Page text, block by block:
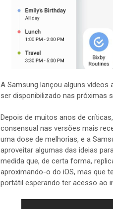
A Samsung lançou alguns vídeos
ser disponibilizado nas próximas
Depois de muitos anos de
consensual nas versões mais
uma dose de melhorias, e a
aproveitar algumas das ideias
medida que, de certa forma,
aproximando-o do iOS, mas que
portátil esperando ter acesso ao